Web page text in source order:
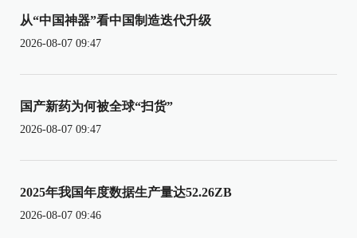
从“中国神器”看中国制造迭代升级
2026-08-07 09:47
国产新药为何被全球“扫货”
2026-08-07 09:47
2025年我国年度数据生产量达52.26ZB
2026-08-07 09:46